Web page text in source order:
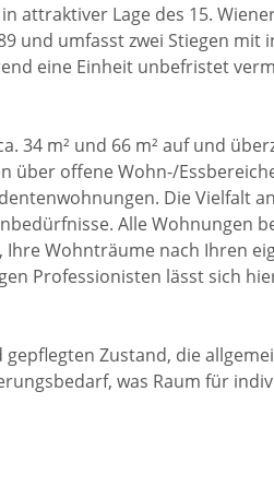
attraktiver Lage des 15.
und umfasst zwei Stiegen mit
eine Einheit unbefristet
34 m² und 66 m² auf und
über offene Wohn-/
Die Vielfalt
Alle Wohnungen
Wohnträume nach Ihren
Professionisten lässt sich
Zustand, die
was Raum für